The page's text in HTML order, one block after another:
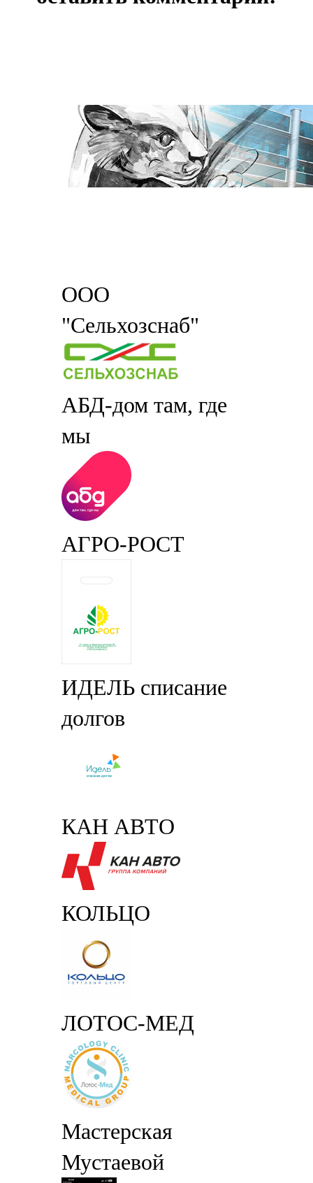
ООО
"Сельхозснаб"
АБД-дом там, где
мы
АГРО-РОСТ
ИДЕЛЬ списание
долгов
КАН АВТО
КОЛЬЦО
ЛОТОС-МЕД
Мастерская
Мустаевой